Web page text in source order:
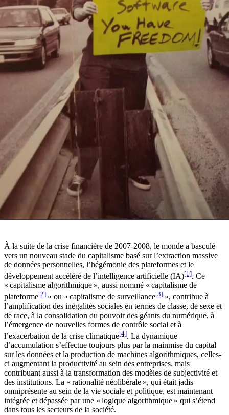
À la suite de la crise financière de 2007-2008, le monde a basculé
vers un nouveau stade du capitalisme basé sur l’extraction massive
de données personnelles, l’hégémonie des plateformes et le
développement accéléré de l’intelligence artificielle (IA)[1]. Ce
« capitalisme algorithmique », aussi nommé « capitalisme de
plateforme[2] » ou « capitalisme de surveillance[3] », contribue à
l’amplification des inégalités sociales en termes de classe, de sexe et
de race, à la consolidation du pouvoir des géants du numérique, à
l’émergence de nouvelles formes de contrôle social et à
l’exacerbation de la crise climatique[4]. La dynamique
d’accumulation s’effectue toujours plus par la mainmise du capital
sur les données et la production de machines algorithmiques, celles-
ci augmentant la productivité au sein des entreprises, mais
contribuant aussi à la transformation des modèles de subjectivité et
des institutions. La « rationalité néolibérale », qui était jadis
omniprésente au sein de la vie sociale et politique, est maintenant
intégrée et dépassée par une « logique algorithmique » qui s’étend
dans tous les secteurs de la société.